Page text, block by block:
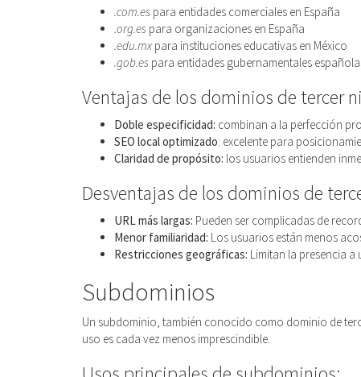
.com.es para entidades comerciales en España
.org.es para organizaciones en España
.edu.mxpara instituciones educativas en México
.gob.es para entidades gubernamentales
Ventajas de los dominios de tercer
Doble especificidad: combinan a la perfección
SEO local optimizado: excelente para
Claridad de propósito: los usuarios entienden
Desventajas de los dominios de
URL más largas: Pueden ser complicadas de
Menor familiaridad: Los usuarios están menos
Restricciones geográficas: Limitan la presencia a
Subdominios
Un subdominio, también conocido como dominio de
uso es cada vez menos imprescindible.